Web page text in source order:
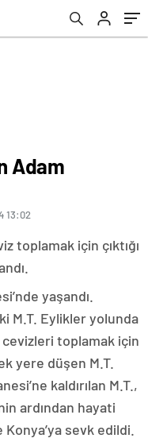
Adam
13:02
toplamak için çıktığı
yaşandı.
M.T. Eylikler yolunda
cevizleri toplamak için
yere düşen M.T.
kaldırılan M.T.,
ardından hayati
sevk edildi.